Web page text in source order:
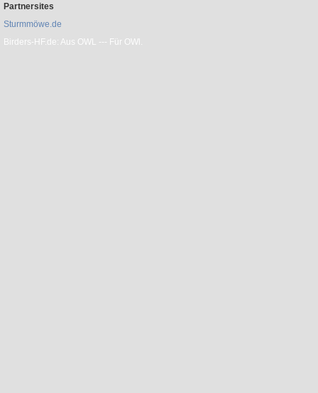
Partnersites
Sturmmöwe.de
Birders-HF.de: Aus OWL --- Für OWl.